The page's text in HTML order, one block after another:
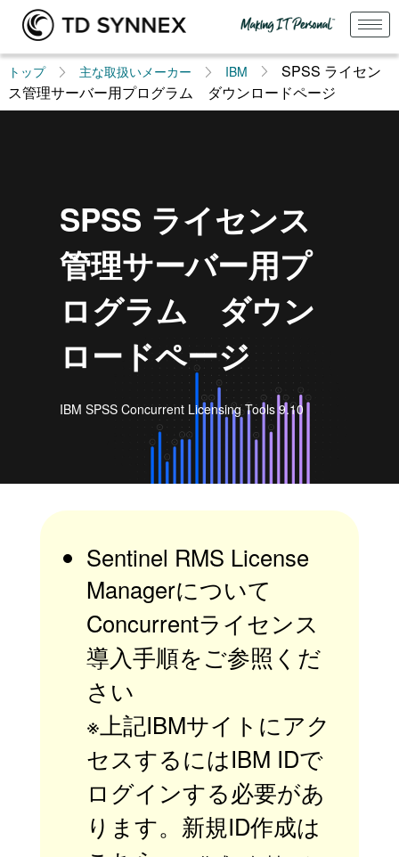
トップ 主な取扱いメーカー IBM
SPSS ライセン
ス管理サーバー用プログラム ダウンロードページ
SPSS ライセンス
管理サーバー用プ
ログラム ダウン
ロードページ
IBM SPSS Concurrent Licensing Tools 9.10
Sentinel RMS License
Managerについて
Concurrentライセンス
導入手順をご参照くだ
さい
※上記IBMサイトにアク
セスするにはIBM IDで
ログインする必要があ
ります。新規ID作成は